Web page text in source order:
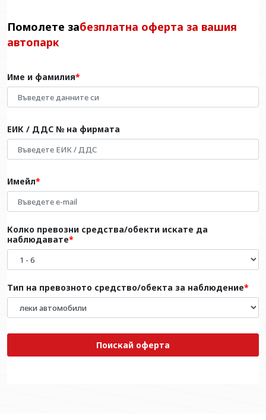
Помолете забезплатна оферта за вашия
автопарк
Име и фамилия
ЕИК / ДДС № на фирмата
Имейл
Колко превозни средства/обекти искате да
наблюдавате
Тип на превозното средство/обекта за наблюдение
Поискай оферта